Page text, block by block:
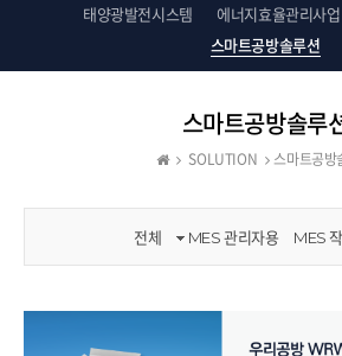
태양광발전시스템 에너지효율관리사업
스마트공방솔루션
스마트공방솔루
SOLUTION 스마트공방
전체 MES 관리자용 MES